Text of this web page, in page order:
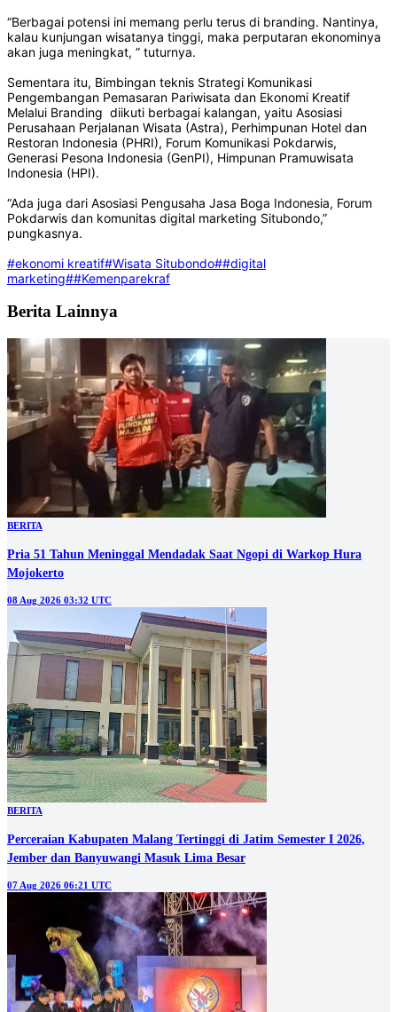
“Berbagai potensi ini memang perlu terus di branding. Nantinya,
kalau kunjungan wisatanya tinggi, maka perputaran ekonominya
akan juga meningkat, ” tuturnya.
Sementara itu, Bimbingan teknis Strategi Komunikasi
Pengembangan Pemasaran Pariwisata dan Ekonomi Kreatif
Melalui Branding diikuti berbagai kalangan, yaitu Asosiasi
Perusahaan Perjalanan Wisata (Astra), Perhimpunan Hotel dan
Restoran Indonesia (PHRI), Forum Komunikasi Pokdarwis,
Generasi Pesona Indonesia (GenPI), Himpunan Pramuwisata
Indonesia (HPI).
“Ada juga dari Asosiasi Pengusaha Jasa Boga Indonesia, Forum
Pokdarwis dan komunitas digital marketing Situbondo,”
pungkasnya.
#ekonomi kreatif#Wisata Situbondo##digital
marketing##Kemenparekraf
Berita Lainnya
BERITA
Pria 51 Tahun Meninggal Mendadak Saat Ngopi di Warkop Hura
Mojokerto
08 Aug 2026 03:32 UTC
BERITA
Perceraian Kabupaten Malang Tertinggi di Jatim Semester I 2026,
Jember dan Banyuwangi Masuk Lima Besar
07 Aug 2026 06:21 UTC